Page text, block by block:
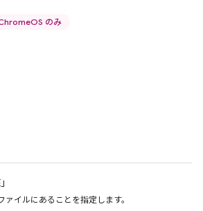
のみ
イルにあることを指定します。